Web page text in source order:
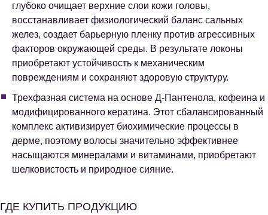
глубоко очищает верхние слои кожи головы,
восстанавливает физиологический баланс сальных
желез, создает барьерную пленку против агрессивных
факторов окружающей среды. В результате локоны
приобретают устойчивость к механическим
повреждениям и сохраняют здоровую структуру.
Трехфазная система на основе Д-Пантенола, кофеина и
модифицированного кератина. Этот сбалансированный
комплекс активизирует биохимические процессы в
дерме, поэтому волосы значительно эффективнее
насыщаются минералами и витаминами, приобретают
шелковистость и природное сияние.
ГДЕ КУПИТЬ ПРОДУКЦИЮ